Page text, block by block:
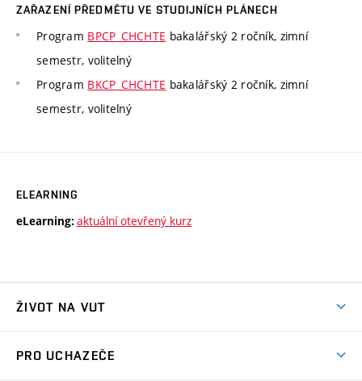
ZAŘAZENÍ PŘEDMĚTU VE STUDIJNÍCH PLÁNECH
Program BPCP_CHCHTE bakalářský 2 ročník, zimní
semestr, volitelný
Program BKCP_CHCHTE bakalářský 2 ročník, zimní
semestr, volitelný
ELEARNING
eLearning: aktuální otevřený kurz
ŽIVOT NA VUT
PRO UCHAZEČE